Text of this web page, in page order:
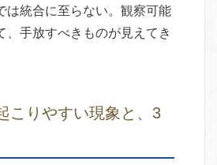
は統合に至らない。観察可能
、手放すべきものが見えてき
こりやすい現象と、3